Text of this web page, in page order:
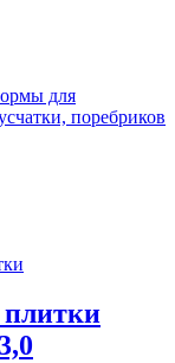
для
поребриков